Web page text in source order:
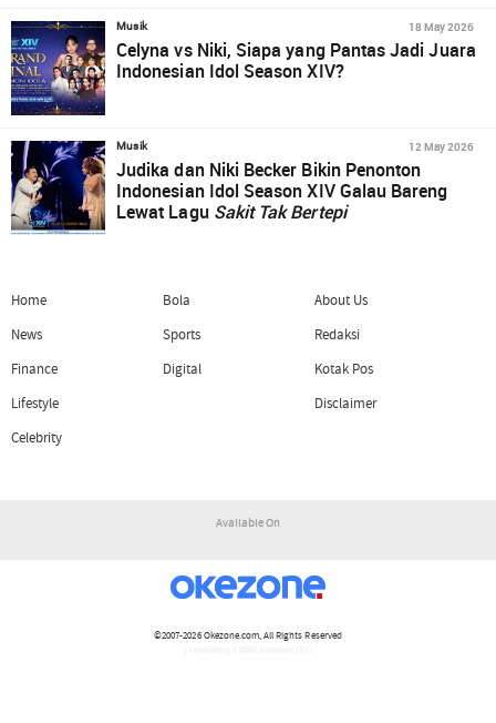
Musik 18 May 2026
Celyna vs Niki, Siapa yang Pantas Jadi Juara
Indonesian Idol Season XIV?
Musik 12 May 2026
Judika dan Niki Becker Bikin Penonton
Indonesian Idol Season XIV Galau Bareng
Lewat Lagu Sakit Tak Bertepi
Home
News
Finance
Lifestyle
Celebrity
Bola
Sports
Digital
About Us
Redaksi
Kotak Pos
Disclaimer
Available On
©2007-2026Okezone.com, All Rights Reserved